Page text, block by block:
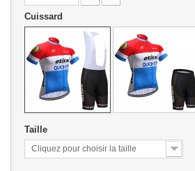
Cuissard
Taille
Cliquez pour choisir la taille